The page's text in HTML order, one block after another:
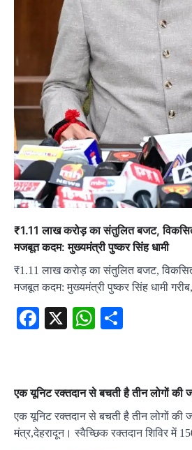
₹1.11 लाख करोड़ का संतुलित बजट,
मजबूत कदम: मुख्यमंत्री पुष्कर सिंह धामी
₹1.11 लाख करोड़ का संतुलित बजट,
मजबूत कदम: मुख्यमंत्री पुष्कर सिंह धामी
Facebook
X WhatsApp
एक यूनिट रक्तदान से बचती है तीन लोगों की
एक यूनिट रक्तदान से बचती है तीन लोगों की
मंत्र,देहरादून। स्वैच्छिक रक्तदान शिविर में